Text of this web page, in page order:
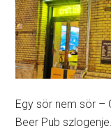
Egy sör nem sör –
Beer Pub